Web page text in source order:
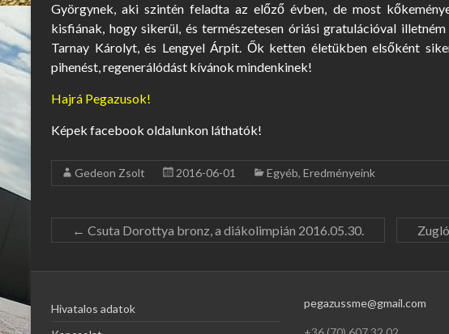
Györgynek, aki szintén feladta az előző évben, de most
kisfiának, hogy sikerül, és természetesen óriási gratulációval
Tarnay Károlyt, és Lengyel Árpit. Ők ketten életükben elsőként
pihenést, regenerálódást kívánok mindenkinek!
Hajrá Pegazusok!
Képek facebook oldalunkon láthatók!
Gedeon Zsolt 2016-06-01 Egyéb, Eredményeink
← Csuta Dorottya bronz, a diákolimpián 2016.05.30.
Hivatalos adatok
pegazussme@gmail.com